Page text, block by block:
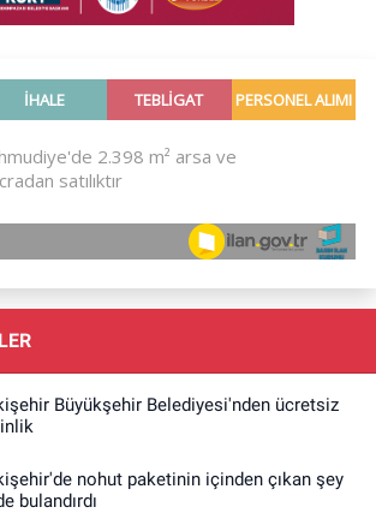
Büyükşehir Belediyesi'nden ücretsiz
nohut paketinin içinden çıkan şey
bulandırdı